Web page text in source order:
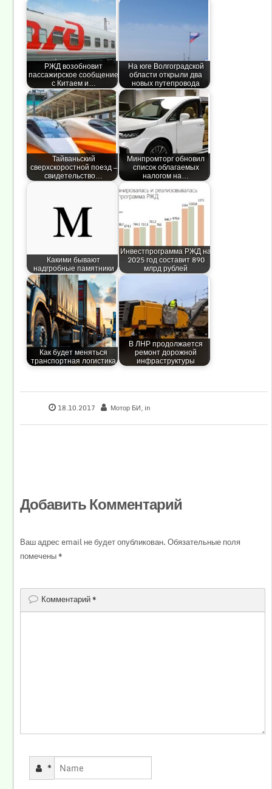
РЖД возобновит
пассажирское сообщение
с Китаем и…
На юге Волгоградской
области открыли два
новых путепровода
Тайваньский
сверхскоростной поезд —
свидетельство…
Минпромторг обновил
список облагаемых
налогом на…
Какими бывают
надгробные памятники
Инвестпрограмма РЖД на
2025 год составит 890
млрд рублей
Как будет меняться
транспортная логистика
В ЛНР продолжается
ремонт дорожной
инфраструктуры
18.10.2017 Мотор БИ, in
Добавить Комментарий
Ваш адрес email не будет опубликован. Обязательные поля
помечены*
Комментарий*
*